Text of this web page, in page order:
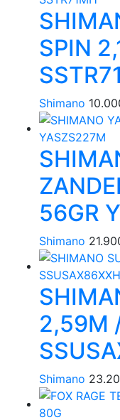
SPIN
Shimano
56GR
Shimano
2,59M
Shimano